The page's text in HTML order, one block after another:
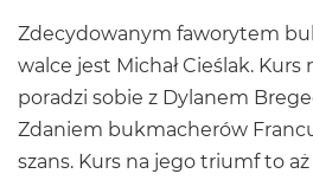
Zdecydowanym faworytem
walce jest Michał Cieślak. Kurs
poradzi sobie z Dylanem
Zdaniem bukmacherów
szans. Kurs na jego triumf to aż